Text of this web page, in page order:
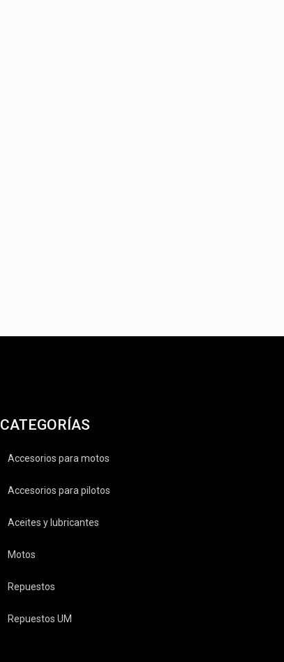
CATEGORÍAS
Accesorios para motos
Accesorios para pilotos
Aceites y lubricantes
Motos
Repuestos
Repuestos UM